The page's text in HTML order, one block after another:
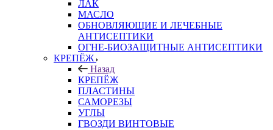
ЛАК
МАСЛО
ОБНОВЛЯЮЩИЕ И ЛЕЧЕБНЫЕ
АНТИСЕПТИКИ
ОГНЕ-БИОЗАЩИТНЫЕ АНТИСЕПТИКИ
КРЕПЁЖ
Назад
КРЕПЁЖ
ПЛАСТИНЫ
САМОРЕЗЫ
УГЛЫ
ГВОЗДИ ВИНТОВЫЕ